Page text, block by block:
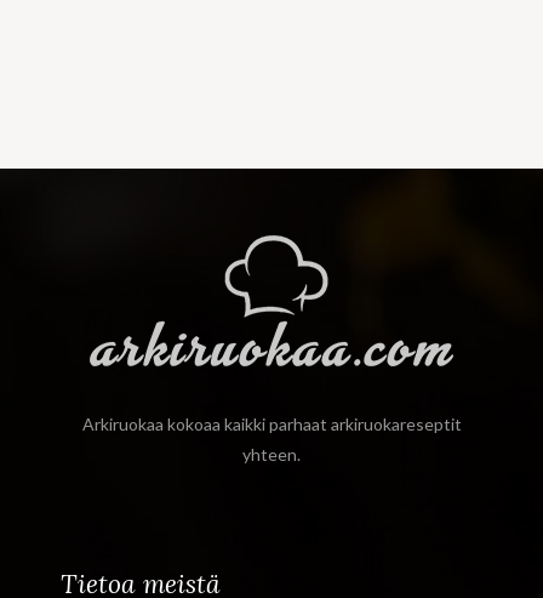
Arkiruokaa kokoaa kaikki parhaat arkiruokareseptit
yhteen.
Tietoa meistä